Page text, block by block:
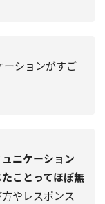
ーションがすご
ニケーション
ことってほぼ無
やレスポンス